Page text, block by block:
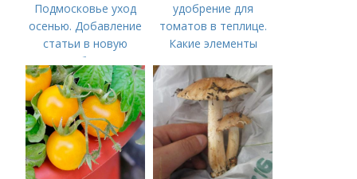
Подмосковье уход
осенью. Добавление
статьи в новую
подборку
удобрение для
томатов в теплице.
Какие элементы
особенности их
внесения